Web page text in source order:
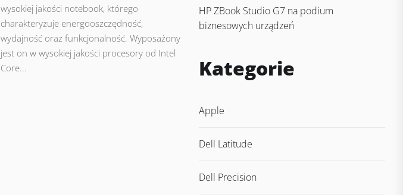
wysokiej jakości notebook, którego
charakteryzuje energooszczędność,
wydajność oraz funkcjonalność. Wyposażony
jest on w wysokiej jakości procesory od Intel
Core...
HP ZBook Studio G7 na podium
biznesowych urządzeń
Kategorie
Apple
Dell Latitude
Dell Precision